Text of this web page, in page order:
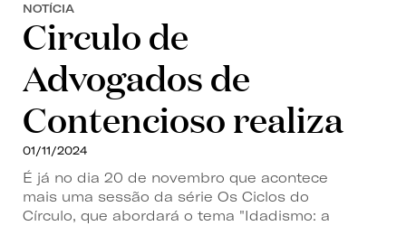
NOTÍCIA
Circulo de
Advogados de
Contencioso realiza
01/11/2024
É já no dia 20 de novembro que acontece
mais uma sessão da série Os Ciclos do
Círculo, que abordará o tema "Idadismo: a